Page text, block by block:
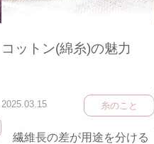
コットン(綿糸)の魅力
2025.03.15 糸のこと
繊維長の差が用途を分ける